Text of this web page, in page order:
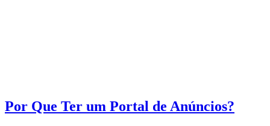
Por Que Ter um Portal de Anúncios?